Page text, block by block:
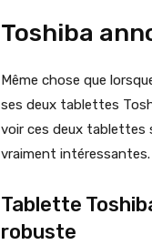
Toshiba
Même chose que
ses deux tablettes
voir ces deux tablettes
vraiment intéressantes.
Tablette
robuste